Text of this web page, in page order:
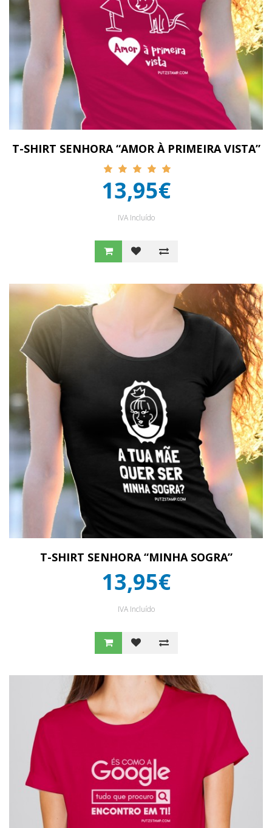
T-SHIRT SENHORA “AMOR À PRIMEIRA VISTA”
13,95€
IVA Incluído
T-SHIRT SENHORA “MINHA SOGRA”
13,95€
IVA Incluído